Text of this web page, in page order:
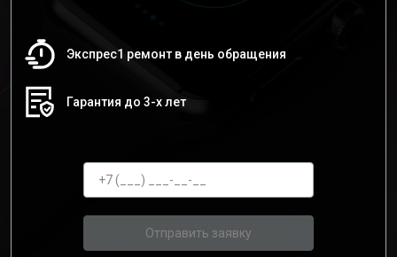
Экспрес1 ремонт в день обращения
Гарантия до 3-х лет
Отправить заявку